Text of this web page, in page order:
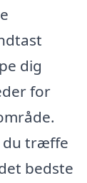
dig
for
du træffe
bedste